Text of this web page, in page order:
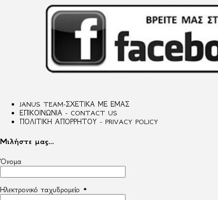
JANUS TEAM-ΣΧΕΤΙΚΑ ΜΕ ΕΜΑΣ
ΕΠΙΚΟΙΝΩΝΙΑ - CONTACT US
ΠΟΛΙΤΙΚΗ ΑΠΟΡΡΗΤΟΥ - PRIVACY POLICY
Μιλήστε μας...
Όνομα
Ηλεκτρονικό ταχυδρομείο *